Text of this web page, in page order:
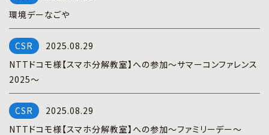
環境デーなごや
2025.08.29
NTTドコモ様【スマホ分解教室】への参加～サマーコンファレンス
2025～
2025.08.29
NTTドコモ様【スマホ分解教室】への参加～ファミリーデー～